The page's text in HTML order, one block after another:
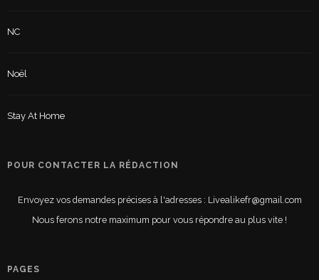
NC
Noël
Stay At Home
POUR CONTACTER LA RÉDACTION
Envoyez vos demandes précises à l'adresses : Livealikefr@gmail.com
Nous ferons notre maximum pour vous répondre au plus vite !
PAGES